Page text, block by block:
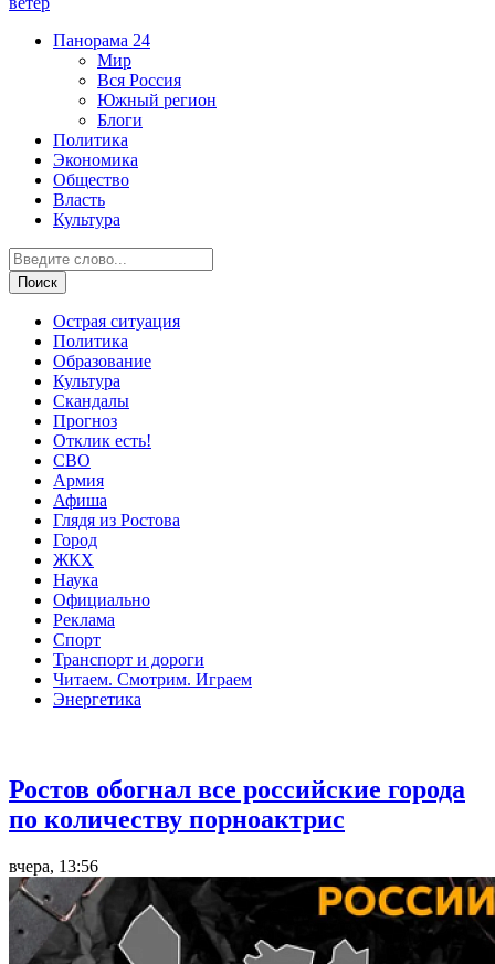
Панорама 24
Мир
Вся Россия
Южный регион
Блоги
Политика
Экономика
Общество
Власть
Культура
Острая ситуация
Политика
Образование
Культура
Скандалы
Прогноз
Отклик есть!
СВО
Армия
Афиша
Глядя из Ростова
Город
ЖКХ
Наука
Официально
Реклама
Спорт
Транспорт и дороги
Читаем. Смотрим. Играем
Энергетика
Ростов обогнал все российские города
по количеству порноактрис
вчера, 13:56